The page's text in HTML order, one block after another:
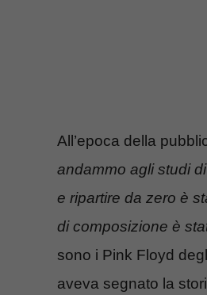
All’epoca della
andammo agli studi
e ripartire da zero è
di composizione è
sono i Pink Floyd
aveva segnato la